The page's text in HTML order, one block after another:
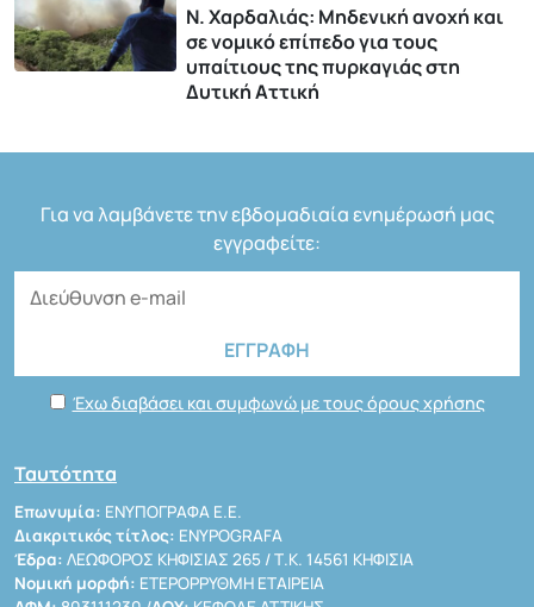
Ν. Χαρδαλιάς: Μηδενική ανοχή και
σε νομικό επίπεδο για τους
υπαίτιους της πυρκαγιάς στη
Δυτική Αττική
Για να λαμβάνετε την εβδομαδιαία ενημέρωσή μας
εγγραφείτε:
Έχω διαβάσει και συμφωνώ με τους όρους χρήσης
Ταυτότητα
Επωνυμία: ΕΝΥΠΟΓΡΑΦΑ Ε.Ε.
Διακριτικός τίτλος: ENYPOGRAFA
Έδρα: ΛΕΩΦΟΡΟΣ ΚΗΦΙΣΙΑΣ 265 / Τ.Κ. 14561 ΚΗΦΙΣΙΑ
Νομική μορφή: ΕΤΕΡΟΡΡΥΘΜΗ ΕΤΑΙΡΕΙΑ